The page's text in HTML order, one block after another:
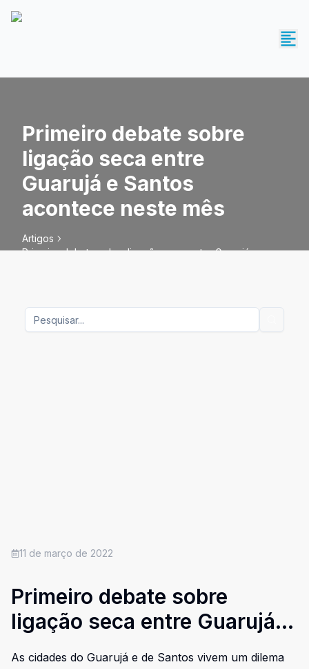
Primeiro debate sobre
ligação seca entre
Guarujá e Santos
acontece neste mês
Artigos
Primeiro debate sobre ligação seca entre Guarujá e
11 de março de 2022
Primeiro debate sobre
ligação seca entre Guarujá e
Santos acontece neste mês
As cidades do Guarujá e de Santos vivem um dilema